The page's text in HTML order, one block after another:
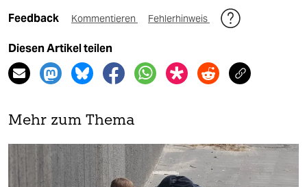
Feedback Kommentieren Fehlerhinweis
Diesen Artikel teilen
Mehr zum Thema